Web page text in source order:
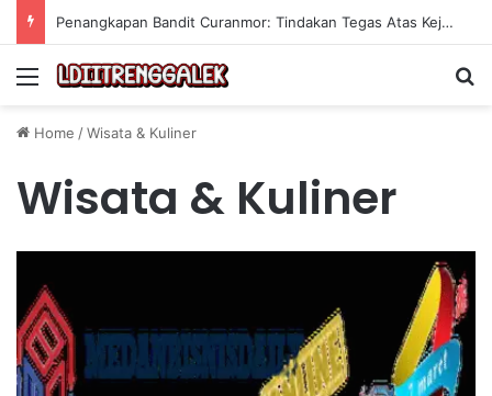
Penangkapan Bandit Curanmor: Tindakan Tegas Atas Kejahatan Sepeda Motor
Menu
Home /Wisata & Kuliner
Wisata & Kuliner